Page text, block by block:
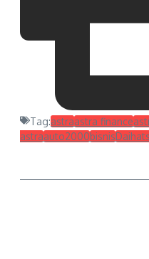
Tag:astraastra finance
astraauto2000bisnis